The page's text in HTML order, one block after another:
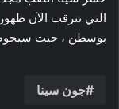
التي تترقب الآن
بوسطن ، حيث سيخوض
جون سينا